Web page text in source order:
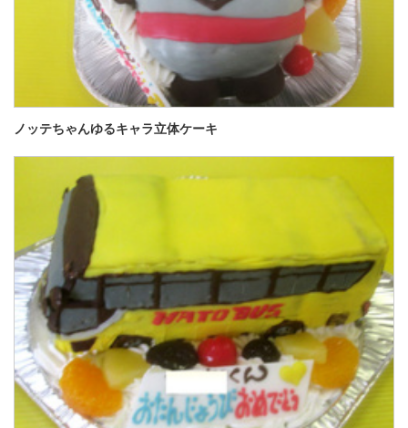
ノッテちゃんゆるキャラ立体ケーキ